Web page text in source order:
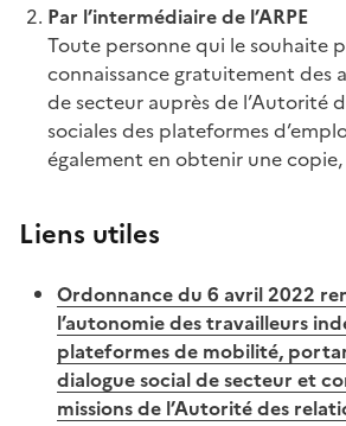
Liens utiles
Ordonnance du 6 avril 2022
l’autonomie des travailleurs
plateformes de mobilité,
dialogue social de secteur et
missions de l’Autorité des
Par l’intermédiaire de l’ARPE
Toute personne qui le souhaite
connaissance gratuitement des
de secteur auprès de l’Autorité
sociales des plateformes
également en obtenir une copie,